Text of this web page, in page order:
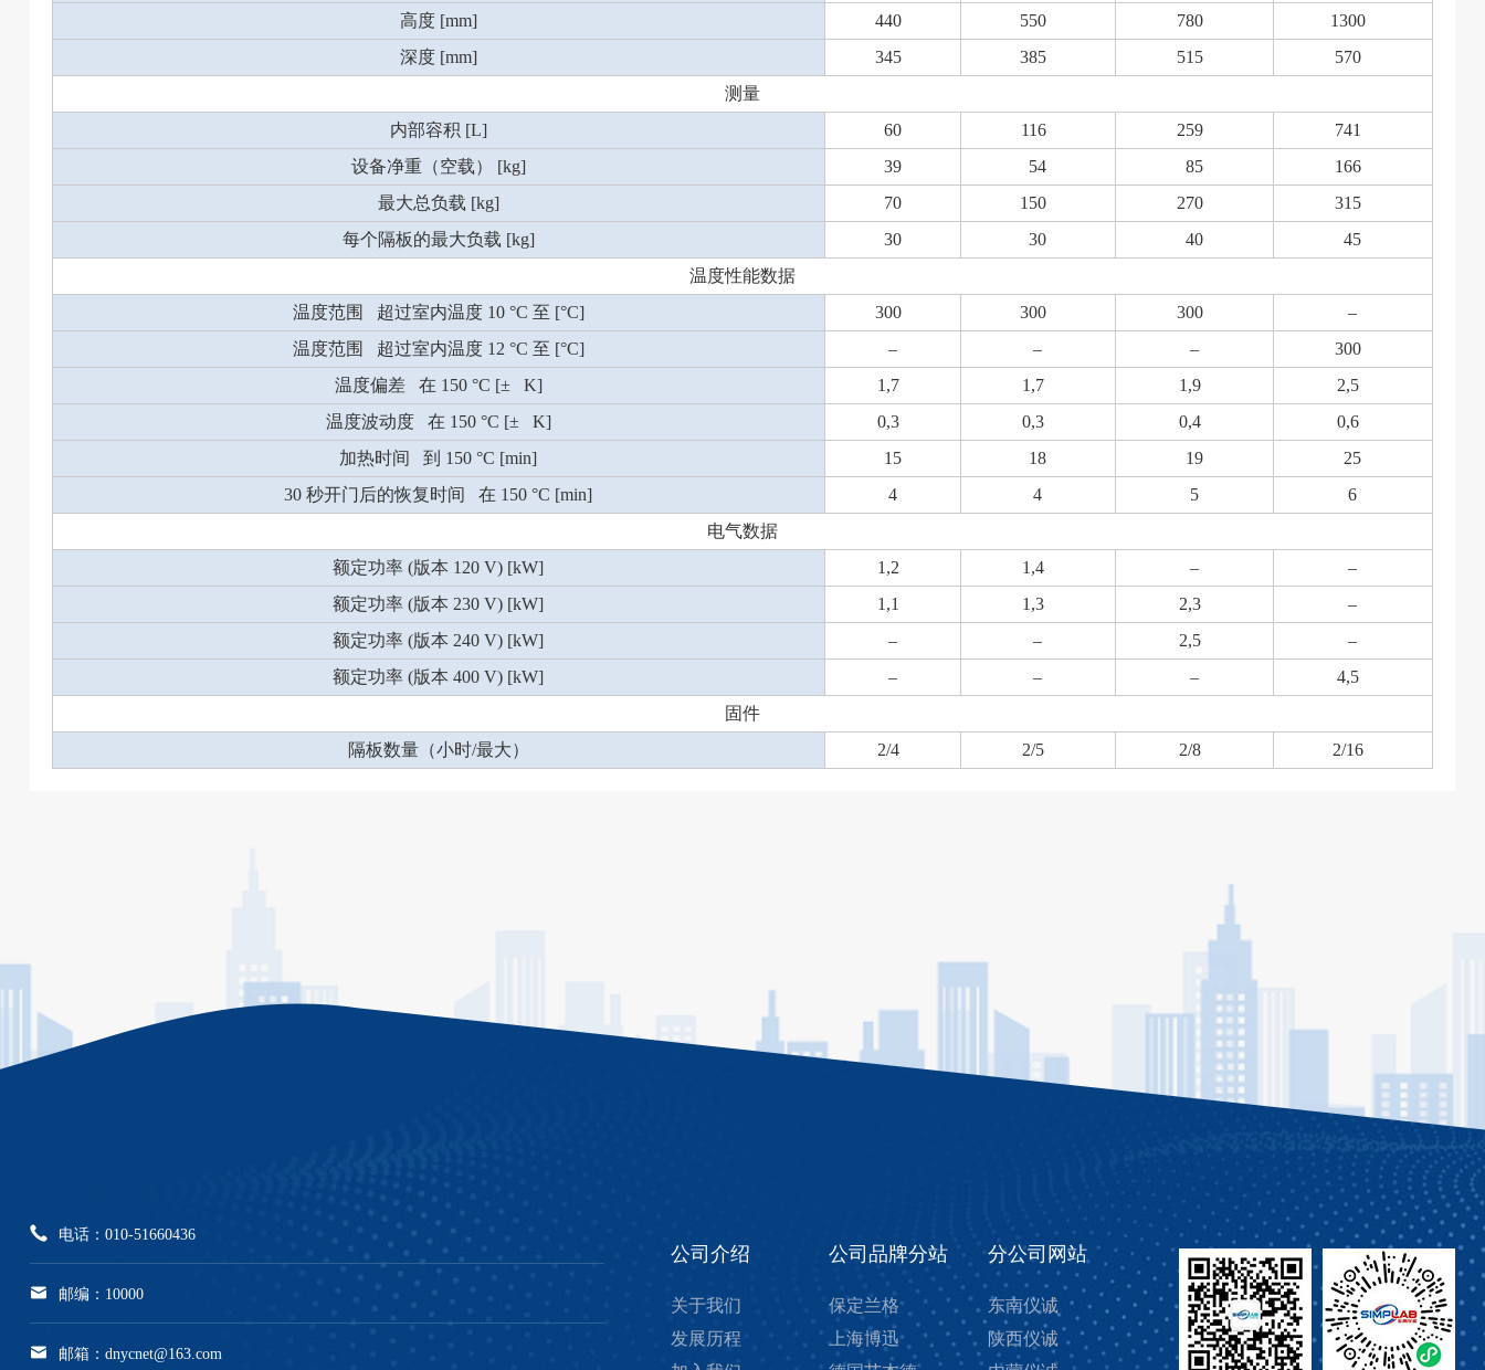
高度 [mm]
440 550 780
1300
深度 [mm]
345 385 515
570
测量
内部容积 [L]
60 116 259
741
设备净重（空载） [kg]
39 54 85
166
最大总负载 [kg]
70 150 270
315
每个隔板的最大负载 [kg]
30 30 40
45
温度性能数据
温度范围 超过室内温度 10 °C 至 [°C]
300 300 300
–
温度范围 超过室内温度 12 °C 至 [°C]
– – –
300
温度偏差 在 150 °C [± K]
1,7 1,7 1,9
2,5
温度波动度 在 150 °C [± K]
0,3 0,3 0,4
0,6
加热时间 到 150 °C [min]
15 18 19
25
30 秒开门后的恢复时间 在 150 °C [min]
4 4 5
6
电气数据
额定功率 (版本 120 V) [kW]
1,2 1,4 –
–
额定功率 (版本 230 V) [kW]
1,1 1,3 2,3
–
额定功率 (版本 240 V) [kW]
– – 2,5
–
额定功率 (版本 400 V) [kW]
– – –
4,5
固件
隔板数量（小时/最大）
2/4 2/5 2/8 2/16
电话：010-51660436
邮编：10000
邮箱：dnycnet@163.com
公司介绍
关于我们
发展历程
公司品牌分站
保定兰格
上海博迅
分公司网站
东南仪诚
陕西仪诚